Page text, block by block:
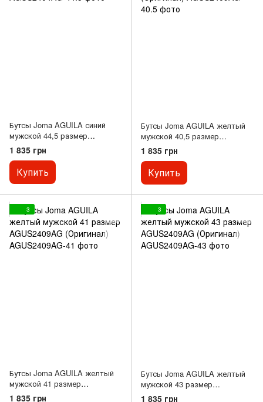
Бутсы Joma AGUILA синий
мужской 44,5 размер
AGUS2404AG (Оригинал)
1 835 грн
Купить
Бутсы Joma AGUILA желтый
мужской 40,5 размер
AGUS2409AG (Оригинал)
1 835 грн
Купить
3
Бутсы Joma AGUILA желтый
мужской 41 размер
AGUS2409AG (Оригинал)
1 835 грн
3
Бутсы Joma AGUILA желтый
мужской 43 размер
AGUS2409AG (Оригинал)
1 835 грн